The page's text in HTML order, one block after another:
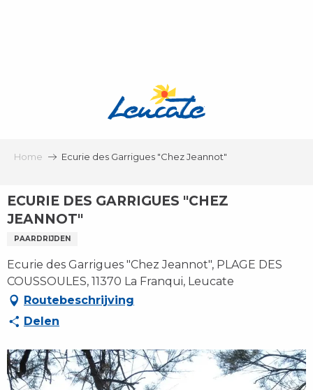
Home Ecurie des Garrigues "Chez Jeannot"
ECURIE DES GARRIGUES "CHEZ
JEANNOT"
PAARDRIJDEN
Ecurie des Garrigues "Chez Jeannot", PLAGE DES
COUSSOULES, 11370 La Franqui, Leucate
Routebeschrijving
Delen